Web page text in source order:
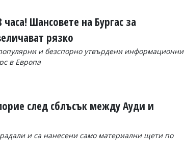
Шансовете на Бургас за
рязко
и безспорно утвърдени информационни
в Европа
след сблъсък между Ауди и
и са нанесени само материални щети по